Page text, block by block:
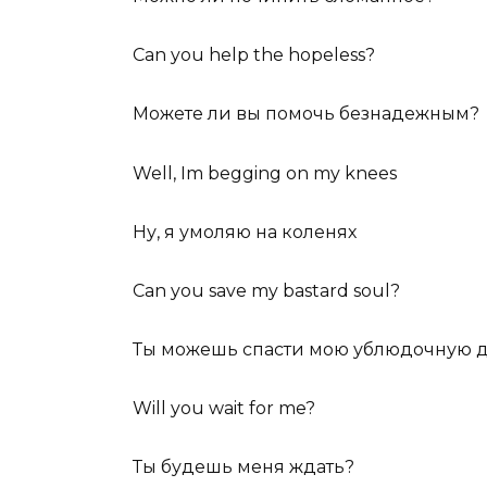
Can you help the hopeless?
Можете ли вы помочь безнадежным?
Well, Im begging on my knees
Ну, я умоляю на коленях
Can you save my bastard soul?
Ты можешь спасти мою ублюдочную
Will you wait for me?
Ты будешь меня ждать?